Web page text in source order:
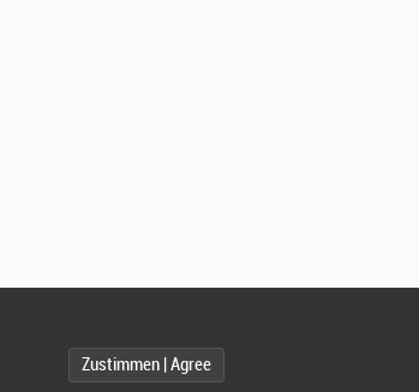
Zustimmen | Agree